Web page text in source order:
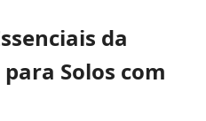
da
Solos com